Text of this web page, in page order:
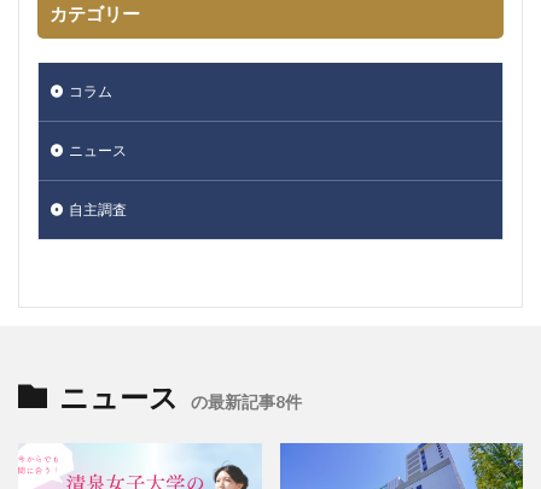
カテゴリー
コラム
ニュース
自主調査
ニュース の最新記事8件